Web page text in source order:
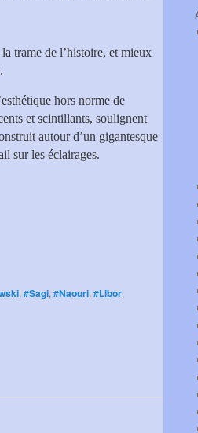
trame de l’histoire, et mieux
hors norme de
et scintillants, soulignent
autour d’un gigantesque
sur les éclairages.
, #Sagi, #Naouri, #Libor,